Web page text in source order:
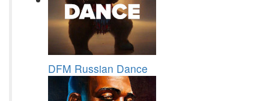
DFM Russian Dance